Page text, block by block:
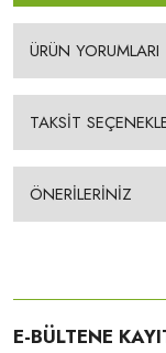
ÜRÜN YORUMLARI
TAKSİT
ÖNERİLERİNİZ
E-BÜLTENE